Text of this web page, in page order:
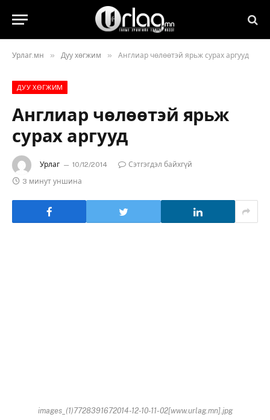
Урлаг.мн » Дуу хөгжим » Англиар чөлөөтэй ярьж сурах аргууд
ДУУ ХӨГЖИМ
Англиар чөлөөтэй ярьж
сурах аргууд
Урлаг 10/12/2014
Сэтгэгдэл байхгүй
3 минут уншина
images_(1)7728391672014-12-10-11-02[www.urlag.mn].jpg